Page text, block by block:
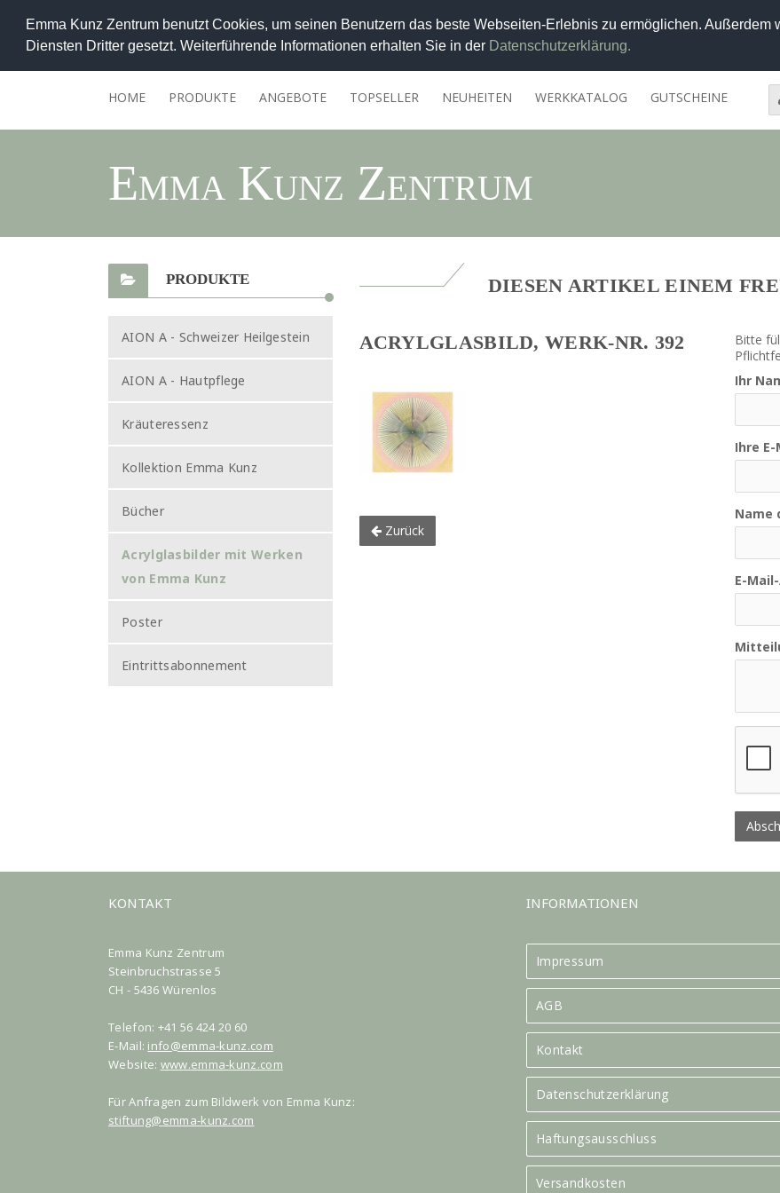
Emma Kunz Zentrum benutzt Cookies, um seinen Benutzern das beste Webseiten-Erlebnis zu ermöglichen.
Diensten Dritter gesetzt. Weiterführende Informationen erhalten Sie in der Datenschutzerklärung.
HOME PRODUKTE ANGEBOTE TOPSELLER NEUHEITEN WERKKATALOG GUTSCHEINE
Emma Kunz Zentrum
PRODUKTE
AION A - Schweizer Heilgestein
AION A - Hautpflege
Kräuteressenz
Kollektion Emma Kunz
Bücher
Acrylglasbilder mit Werken
von Emma Kunz
Poster
Eintrittsabonnement
DIESEN ARTIKEL EINEM
ACRYLGLASBILD, WERK-NR. 392
Zurück
Bitte
Ihr
Ihre
Name
E-
KONTAKT
Emma Kunz Zentrum
Steinbruchstrasse 5
CH - 5436 Würenlos
Telefon: +41 56 424 20 60
E-Mail: info@emma-kunz.com
Website: www.emma-kunz.com
Für Anfragen zum Bildwerk von Emma Kunz:
stiftung@emma-kunz.com
INFORMATIONEN
Impressum
AGB
Kontakt
Datenschutzerklärung
Haftungsausschluss
Versandkosten